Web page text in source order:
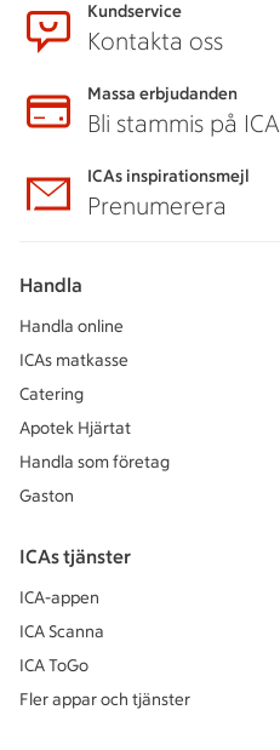
Kundservice
Kontakta oss
Massa erbjudanden
Bli stammis på ICA
ICAs inspirationsmejl
Prenumerera
Handla
Handla online
ICAs matkasse
Catering
Apotek Hjärtat
Handla som företag
Gaston
ICAs tjänster
ICA-appen
ICA Scanna
ICA ToGo
Fler appar och tjänster